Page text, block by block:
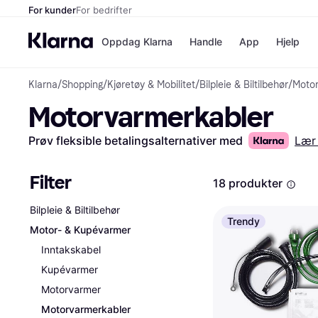
For kunderFor bedrifter
Oppdag Klarna
Betal nå
Betal i 3
Betal innen
Vipps
Handle
Butikker
App Hjelp
Klarna/Shopping/Kjøretøy & Mobilitet/Bilpleie & Biltilbehør/
Motorvarmerkabler
Prøv fleksible betalingsalternativer med Lær
Filter
Bilpleie & Biltilbehør
Motor- & Kupévarmer
Inntakskabel
Kupévarmer
Motorvarmer
Motorvarmerkabler
18 produkter
Trendy